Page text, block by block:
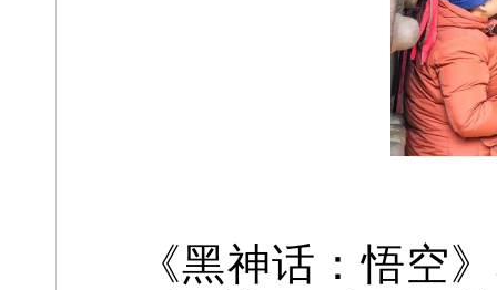
《黑神话：悟空